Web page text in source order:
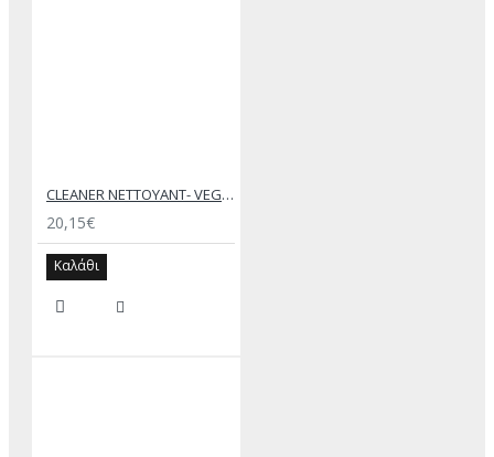
CLEANER NETTOYANT- VEGETAL ORIGIN – SAPHIR MEDAILLE D’OR
20,15€
Καλάθι